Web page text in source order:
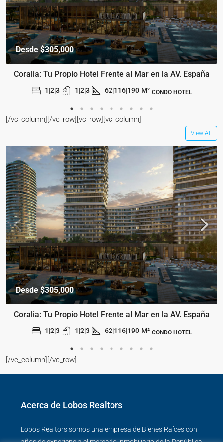
Desde $305,000
Coralia: Tu Propio Hotel Frente al Mar en la AV. España
1|2|3 1|2|3 62|116|190 M² CONDO HOTEL
[/vc_column][/vc_row][vc_row][vc_column]
View All
Desde $305,000
Coralia: Tu Propio Hotel Frente al Mar en la AV. España
1|2|3 1|2|3 62|116|190 M² CONDO HOTEL
[/vc_column][/vc_row]
Acerca de Lobos Realtors
Lobos Realtors somos una empresa de Bienes Raíces con
años de experiencia el mercado inmobiliario de la República